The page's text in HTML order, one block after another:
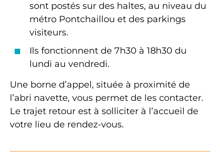
sont postés sur des haltes, au niveau du
métro Pontchaillou et des parkings
visiteurs.
Ils fonctionnent de 7h30 à 18h30 du
lundi au vendredi.
Une borne d’appel, située à proximité de
l’abri navette, vous permet de les contacter.
Le trajet retour est à solliciter à l’accueil de
votre lieu de rendez-vous.